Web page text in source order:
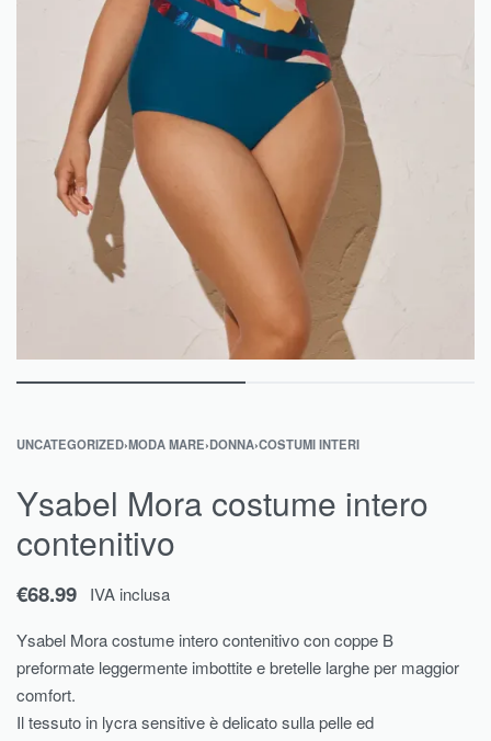
UNCATEGORIZED›MODA MARE›DONNA›COSTUMI INTERI
Ysabel Mora costume intero
contenitivo
€68.99
IVA inclusa
Ysabel Mora costume intero contenitivo con coppe B
preformate leggermente imbottite e bretelle larghe per maggior
comfort.
Il tessuto in lycra sensitive è delicato sulla pelle ed